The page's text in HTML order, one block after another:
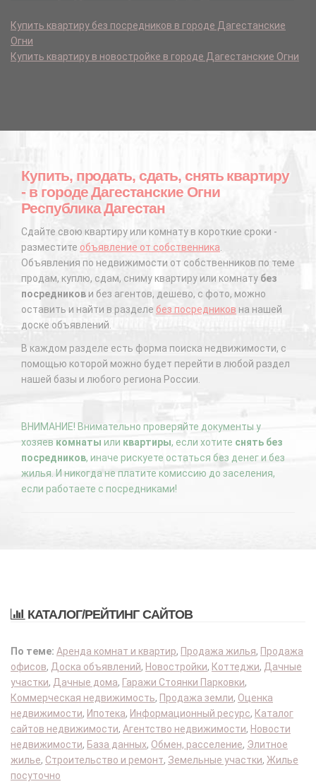
Купить квартиру без посредников в городе Дагестанские
Огни
Купить квартиру в новостройке в городе Дагестанские Огни
Купить, продать, сдать, снять квартиру
- в городе Дагестанские Огни
Республика Дагестан
Сдайте свою квартиру или комнату в короткие сроки -
разместите объявление от собственника.
Объявления по недвижимости от собственников по теме
продам, куплю, сдам, сниму квартиру или комнату без
посредников и без агентов, дешево, с фото, можно
оставить и найти в разделе без посредников на нашей
доске объявлений.
В каждом разделе есть форма поиска недвижимости, с
помощью которой можно будет перейти в любой раздел
нашей базы и любого региона России.
ВНИМАНИЕ! Внимательно проверяйте документы у
хозяев комнаты или квартиры, если хотите снять без
посредников, иначе рискуете остаться без денег и без
жилья. И никогда не платите комиссию до заселения,
если работаете с посредниками!
КАТАЛОГ/РЕЙТИНГ САЙТОВ
По теме: Аренда комнат и квартир, Продажа жилья, Продажа
офисов, Доска объявлений, Новостройки, Коттеджи, Дачные
участки, Дачные дома, Гаражи Стоянки Парковки,
Коммерческая недвижимость, Продажа земли, Оценка
недвижимости, Ипотека, Информационный ресурс, Каталог
сайтов недвижимости, Агентство недвижимости, Новости
недвижимости, База данных, Обмен, расселение, Элитное
жилье, Строительство и ремонт, Земельные участки, Жилье
посуточно